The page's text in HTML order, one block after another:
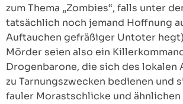
zum Thema „Zombies“, falls unter
tatsächlich noch jemand Hoffnung
Auftauchen gefräßiger Untoter
Mörder seien also ein
Drogenbarone, die sich des lokalen
zu Tarnungszwecken bedienen und
fauler Morastschlicke und ähnlichen